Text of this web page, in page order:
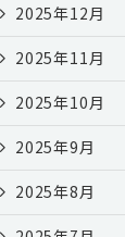
2025年12月
2025年11月
2025年10月
2025年9月
2025年8月